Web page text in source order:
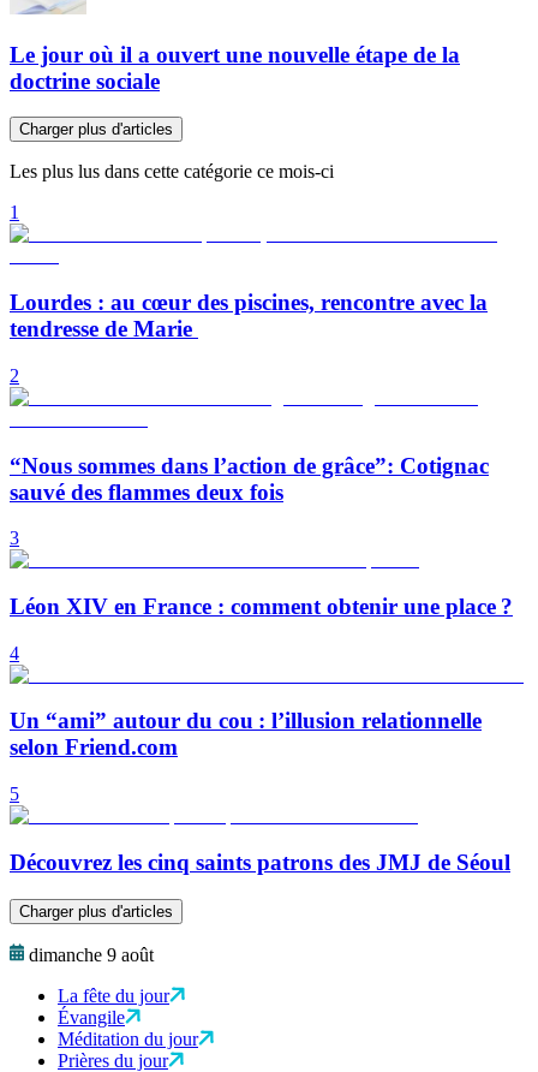
Le jour où il a ouvert une nouvelle étape de la
doctrine sociale
Charger plus d'articles
Les plus lus dans cette catégorie ce mois-ci
1
Lourdes : au cœur des piscines, rencontre avec la
tendresse de Marie
2
“Nous sommes dans l’action de grâce”: Cotignac
sauvé des flammes deux fois
3
Léon XIV en France : comment obtenir une place ?
4
Un “ami” autour du cou : l’illusion relationnelle
selon Friend.com
5
Découvrez les cinq saints patrons des JMJ de Séoul
Charger plus d'articles
dimanche 9 août
La fête du jour
Évangile
Méditation du jour
Prières du jour